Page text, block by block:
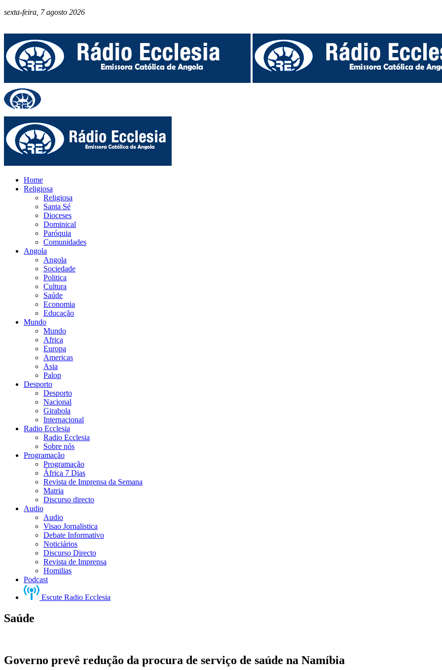
sexta-feira, 7 agosto 2026
Home
Religiosa
Religiosa
Santa Sé
Dioceses
Dominical
Paróquia
Comunidades
Angola
Angola
Sociedade
Politica
Cultura
Saúde
Economia
Educação
Mundo
Mundo
Africa
Europa
Americas
Asia
Palop
Desporto
Desporto
Nacional
Girabola
Internacional
Radio Ecclesia
Radio Ecclesia
Sobre nós
Programação
Programação
África 7 Dias
Revista de Imprensa da Semana
Matria
Discurso directo
Audio
Audio
Visao Jornalistica
Debate Informativo
Noticiários
Discurso Directo
Revista de Imprensa
Homilias
Podcast
Escute Radio Ecclesia
Saúde
Governo prevê redução da procura de serviço de saúde na Namíbia